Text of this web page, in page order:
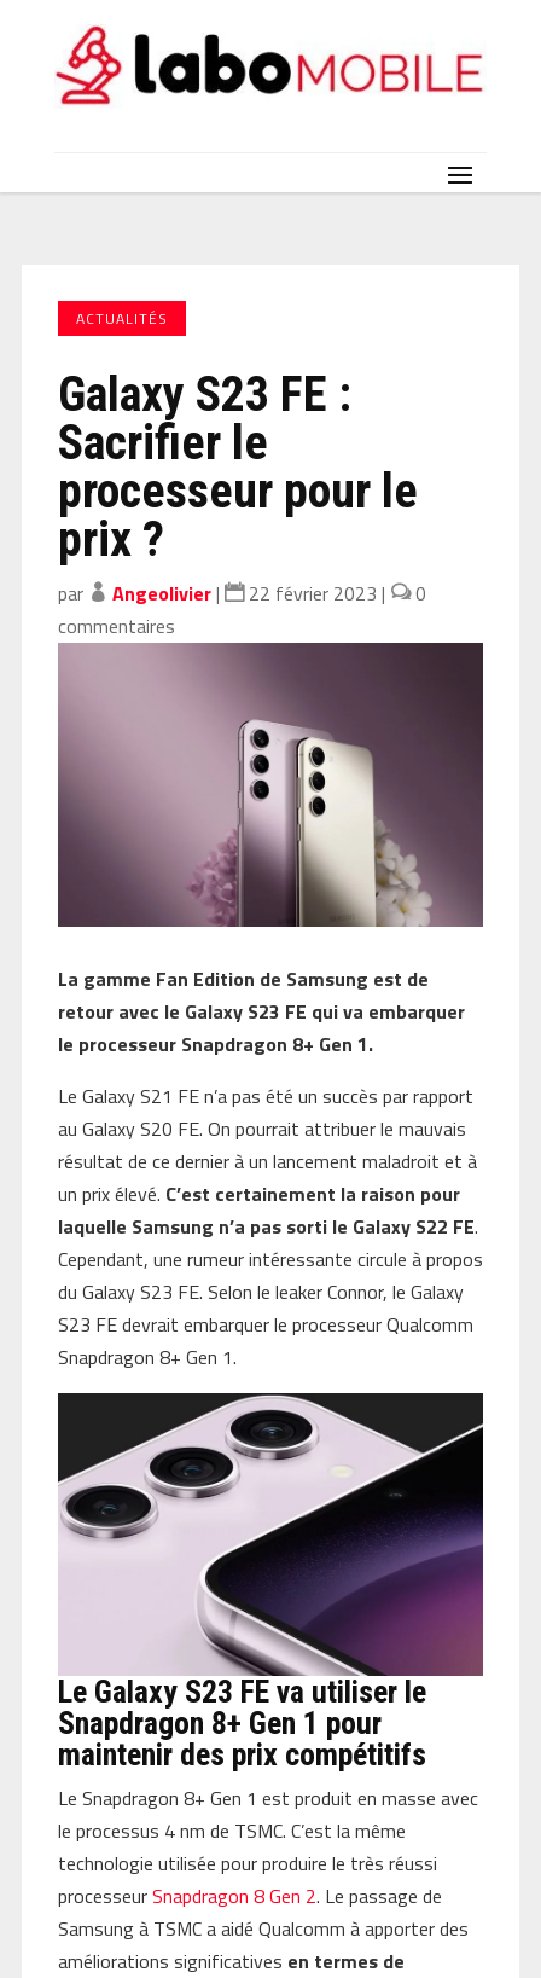
ACTUALITÉS
Galaxy S23 FE :
Sacrifier le
processeur pour le
prix ?
par Angeolivier| 22 février 2023 |
0
commentaires
La gamme Fan Edition de Samsung est de
retour avec le Galaxy S23 FE qui va embarquer
le processeur Snapdragon 8+ Gen 1.
Le Galaxy S21 FE n’a pas été un succès par rapport
au Galaxy S20 FE. On pourrait attribuer le mauvais
résultat de ce dernier à un lancement maladroit et à
un prix élevé. C’est certainement la raison pour
laquelle Samsung n’a pas sorti le Galaxy S22 FE.
Cependant, une rumeur intéressante circule à propos
du Galaxy S23 FE. Selon le leaker Connor, le Galaxy
S23 FE devrait embarquer le processeur Qualcomm
Snapdragon 8+ Gen 1.
Le Galaxy S23 FE va utiliser le
Snapdragon 8+ Gen 1 pour
maintenir des prix compétitifs
Le Snapdragon 8+ Gen 1 est produit en masse avec
le processus 4 nm de TSMC. C’est la même
technologie utilisée pour produire le très réussi
processeurSnapdragon 8 Gen 2. Le passage de
Samsung à TSMC a aidé Qualcomm à apporter des
améliorations significatives en termes de